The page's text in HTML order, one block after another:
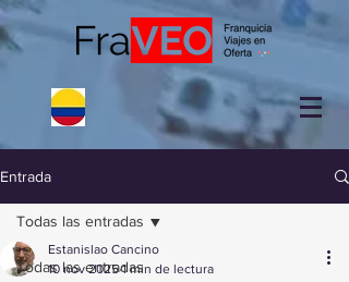
Entrada
Todas las entradas
Todas las entradas
Estanislao Cancino
10 nov 2025 1 min de lectura